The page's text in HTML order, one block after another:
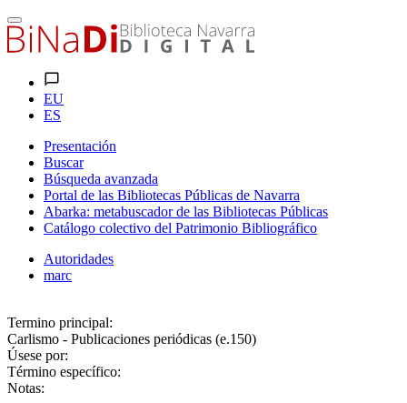
EU
ES
Presentación
Buscar
Búsqueda avanzada
Portal de las Bibliotecas Públicas de Navarra
Abarka: metabuscador de las Bibliotecas Públicas
Catálogo colectivo del Patrimonio Bibliográfico
Autoridades
marc
Termino principal:
Carlismo - Publicaciones periódicas (e.150)
Úsese por:
Término específico:
Notas: